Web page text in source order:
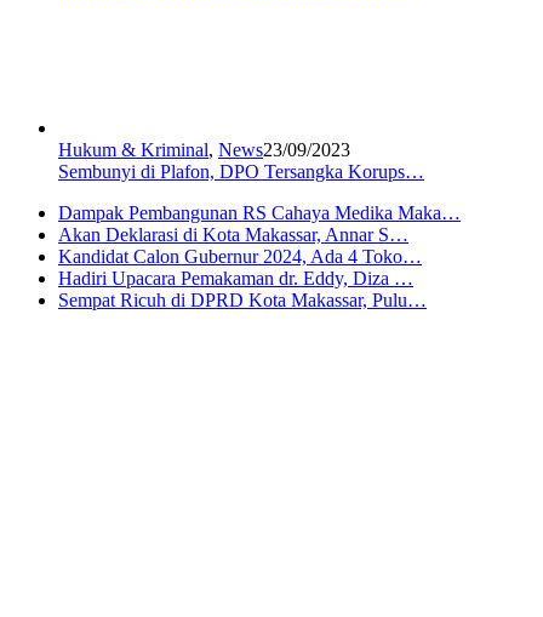
Hukum & Kriminal, News23/09/2023
Sembunyi di Plafon, DPO Tersangka Korups…
Dampak Pembangunan RS Cahaya Medika Maka…
Akan Deklarasi di Kota Makassar, Annar S…
Kandidat Calon Gubernur 2024, Ada 4 Toko…
Hadiri Upacara Pemakaman dr. Eddy, Diza …
Sempat Ricuh di DPRD Kota Makassar, Pulu…